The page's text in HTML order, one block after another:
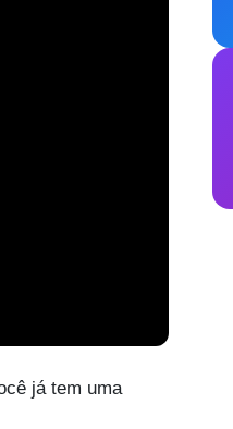
já tem uma